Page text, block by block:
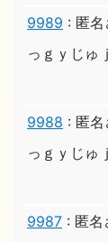
9989 : 匿名
っｇｙじゅ
9988 : 匿名
っｇｙじゅ
9987 : 匿名